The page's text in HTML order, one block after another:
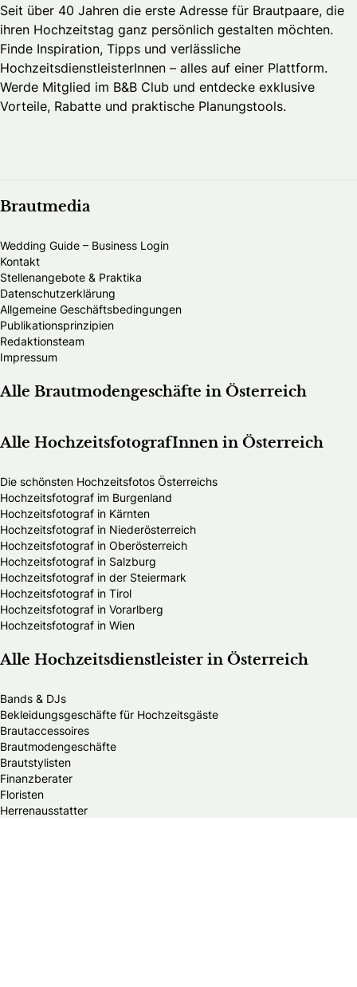
Seit über 40 Jahren die erste Adresse für Brautpaare, die
ihren Hochzeitstag ganz persönlich gestalten möchten.
Finde Inspiration, Tipps und verlässliche
HochzeitsdienstleisterInnen – alles auf einer Plattform.
Werde Mitglied im B&B Club und entdecke exklusive
Vorteile, Rabatte und praktische Planungstools.
Brautmedia
Wedding Guide – Business Login
Kontakt
Stellenangebote & Praktika
Datenschutzerklärung
Allgemeine Geschäftsbedingungen
Publikationsprinzipien
Redaktionsteam
Impressum
Alle Brautmodengeschäfte in Österreich
Alle HochzeitsfotografInnen in Österreich
Die schönsten Hochzeitsfotos Österreichs
Hochzeitsfotograf im Burgenland
Hochzeitsfotograf in Kärnten
Hochzeitsfotograf in Niederösterreich
Hochzeitsfotograf in Oberösterreich
Hochzeitsfotograf in Salzburg
Hochzeitsfotograf in der Steiermark
Hochzeitsfotograf in Tirol
Hochzeitsfotograf in Vorarlberg
Hochzeitsfotograf in Wien
Alle Hochzeitsdienstleister in Österreich
Bands & DJs
Bekleidungsgeschäfte für Hochzeitsgäste
Brautaccessoires
Brautmodengeschäfte
Brautstylisten
Finanzberater
Floristen
Herrenausstatter